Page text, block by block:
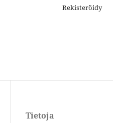
Rekisteröidy
Tietoja